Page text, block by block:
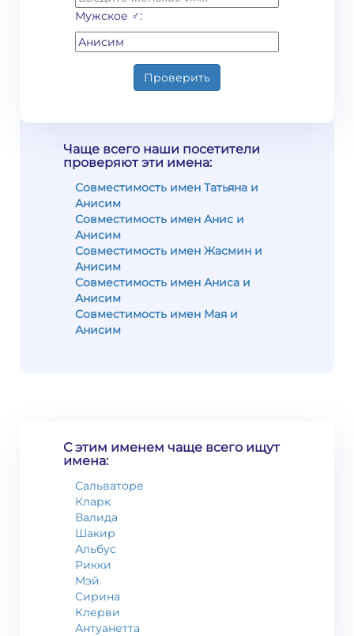
Мужское ♂:
Проверить
Чаще всего наши посетители
проверяют эти имена:
Совместимость имен Татьяна и
Анисим
Совместимость имен Анис и
Анисим
Совместимость имен Жасмин и
Анисим
Совместимость имен Аниса и
Анисим
Совместимость имен Мая и
Анисим
С этим именем чаще всего ищут
имена:
Сальваторе
Кларк
Валида
Шакир
Альбус
Рикки
Мэй
Сирина
Клерви
Антуанетта